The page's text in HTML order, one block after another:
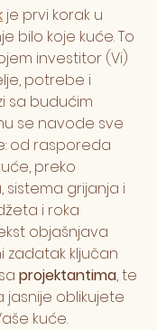
je prvi korak u
bilo koje kuće. To
investitor (Vi)
potrebe i
sa budućim
se navode sve
od rasporeda
preko
sistema grijanja i
i roka
objašnjava
zadatak ključan
projektantima, te
oblikujete
kuće.